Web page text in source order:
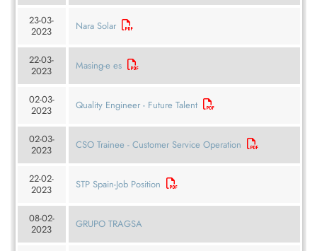
23-03-
2023
Nara Solar
22-03-
2023
Masing-e es
02-03-
2023
Quality Engineer - Future Talent
02-03-
2023
CSO Trainee - Customer Service Operation
22-02-
2023
STP Spain-Job Position
08-02-
2023
GRUPO TRAGSA